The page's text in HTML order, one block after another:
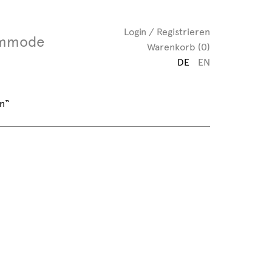
Login / Registrieren
Warenkorb (0)
DE
EN